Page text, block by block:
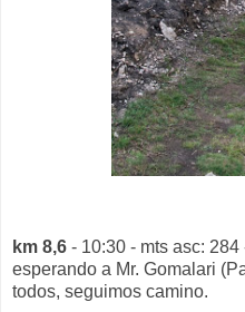
km 8,6 - 10:30 - mts asc:
esperando a Mr. Gomalari
todos, seguimos camino.